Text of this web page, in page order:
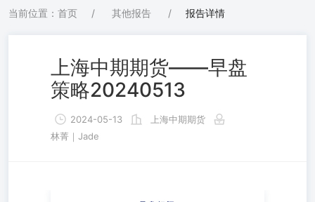
当前位置：首页 / 其他报告 / 报告详情
上海中期期货——早盘
策略20240513
2024-05-13
上海中期期货
林菁｜Jade